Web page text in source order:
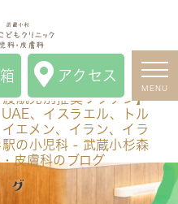
先別推奨ワクチン】中近
スラエル、トルコ、カタ
ラン、イラク、クェート）
杉森のこどもクリニック
アクセス
MENU
航先別推奨ワクチン】
、イスラエル、トル
エメン、イラン、イラ
の小児科 - 武蔵小杉森
皮膚科のブログ